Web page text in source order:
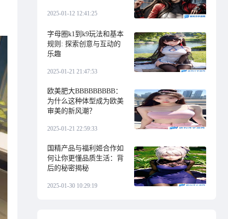
2025-01-12 12:41:25
字母圈k1到k9玩法和基本
规则: 探索创意与互动的
乐趣
2025-01-21 21:47:53
欧美肥大BBBBBBBBB：
为什么这种体型成为欧美
审美的新风潮？
2025-01-21 22:59:33
国精产品与福利姬合作如
何让你更懂品质生活：背
后的秘密揭秘
2025-01-30 10:29:19